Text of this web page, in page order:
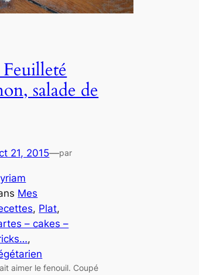
salade de
21, 2015—par
Mes
, Plat
– cakes –
aimer le fenouil. Coupé